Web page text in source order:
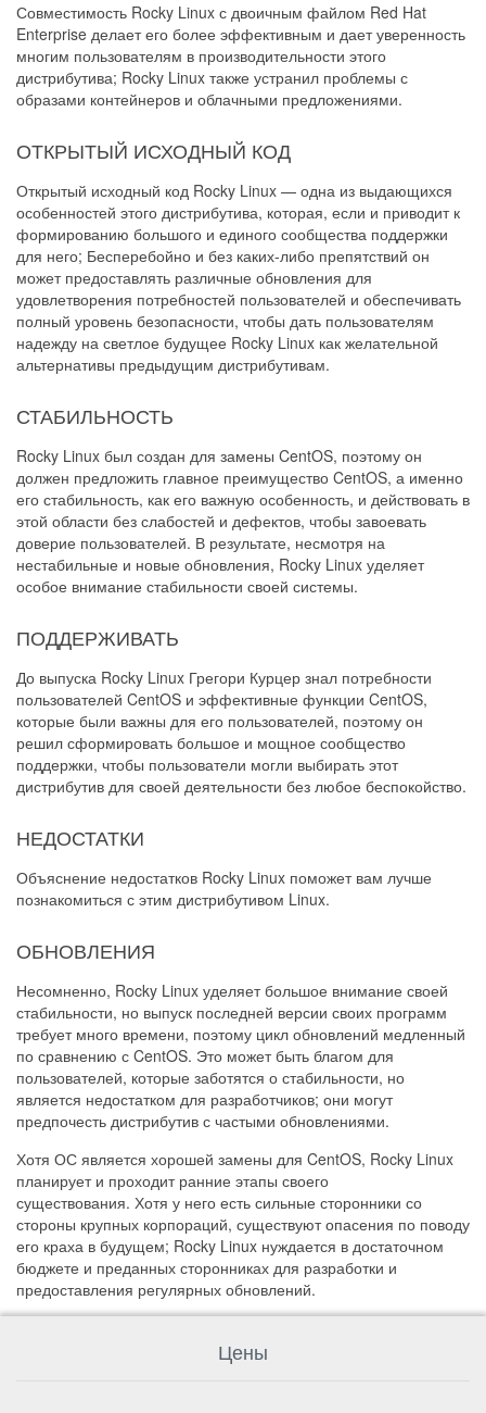
Совместимость Rocky Linux с двоичным файлом Red Hat
Enterprise делает его более эффективным и дает уверенность
многим пользователям в производительности этого
дистрибутива; Rocky Linux также устранил проблемы с
образами контейнеров и облачными предложениями.
ОТКРЫТЫЙ ИСХОДНЫЙ КОД
Открытый исходный код Rocky Linux — одна из выдающихся
особенностей этого дистрибутива, которая, если и приводит к
формированию большого и единого сообщества поддержки
для него; Бесперебойно и без каких-либо препятствий он
может предоставлять различные обновления для
удовлетворения потребностей пользователей и обеспечивать
полный уровень безопасности, чтобы дать пользователям
надежду на светлое будущее Rocky Linux как желательной
альтернативы предыдущим дистрибутивам.
СТАБИЛЬНОСТЬ
Rocky Linux был создан для замены CentOS, поэтому он
должен предложить главное преимущество CentOS, а именно
его стабильность, как его важную особенность, и действовать в
этой области без слабостей и дефектов, чтобы завоевать
доверие пользователей. В результате, несмотря на
нестабильные и новые обновления, Rocky Linux уделяет
особое внимание стабильности своей системы.
ПОДДЕРЖИВАТЬ
До выпуска Rocky Linux Грегори Курцер знал потребности
пользователей CentOS и эффективные функции CentOS,
которые были важны для его пользователей, поэтому он
решил сформировать большое и мощное сообщество
поддержки, чтобы пользователи могли выбирать этот
дистрибутив для своей деятельности без любое беспокойство.
НЕДОСТАТКИ
Объяснение недостатков Rocky Linux поможет вам лучше
познакомиться с этим дистрибутивом Linux.
ОБНОВЛЕНИЯ
Несомненно, Rocky Linux уделяет большое внимание своей
стабильности, но выпуск последней версии своих программ
требует много времени, поэтому цикл обновлений медленный
по сравнению с CentOS. Это может быть благом для
пользователей, которые заботятся о стабильности, но
является недостатком для разработчиков; они могут
предпочесть дистрибутив с частыми обновлениями.
Хотя ОС является хорошей замены для CentOS, Rocky Linux
планирует и проходит ранние этапы своего
существования. Хотя у него есть сильные сторонники со
стороны крупных корпораций, существуют опасения по поводу
его краха в будущем; Rocky Linux нуждается в достаточном
бюджете и преданных сторонниках для разработки и
предоставления регулярных обновлений.
Цены